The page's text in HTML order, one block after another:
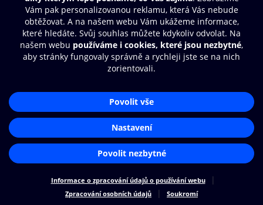
© O2 Czech Republic a.s.
Nákupní řád
Přístupnost
Cookies
Nastavení cookies
Aplikace O2 Knihovna
Čti a poslouchej své e-knihy a
audioknihy rychleji a pohodlněji.